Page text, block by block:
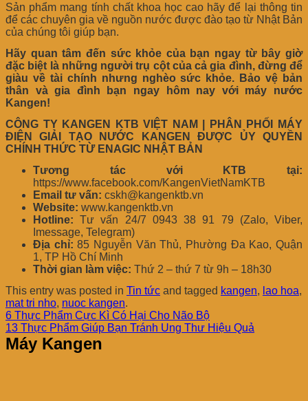
Sản phẩm mang tính chất khoa học cao hãy để lại thông tin
để các chuyên gia về nguồn nước được đào tạo từ Nhật Bản
của chúng tôi giúp bạn.
Hãy quan tâm đến sức khỏe của bạn ngay từ bây giờ
đặc biệt là những người trụ cột của cả gia đình, đừng để
giàu về tài chính nhưng nghèo sức khỏe. Bảo vệ bản
thân và gia đình bạn ngay hôm nay với máy nước
Kangen!
CÔNG TY KANGEN KTB VIỆT NAM | PHÂN PHỐI MÁY
ĐIỆN GIẢI TẠO NƯỚC KANGEN ĐƯỢC ỦY QUYỀN
CHÍNH THỨC TỪ ENAGIC NHẬT BẢN
Tương tác với KTB tại:
https://www.facebook.com/KangenVietNamKTB
Email tư vấn: cskh@kangenktb.vn
Website: www.kangenktb.vn
Hotline: Tư vấn 24/7 0943 38 91 79 (Zalo, Viber,
Imessage, Telegram)
Địa chỉ: 85 Nguyễn Văn Thủ, Phường Đa Kao, Quận
1, TP Hồ Chí Minh
Thời gian làm việc: Thứ 2 – thứ 7 từ 9h – 18h30
This entry was posted in Tin tức and tagged kangen, lao hoa,
mat tri nho, nuoc kangen.
6 Thực Phẩm Cực Kì Có Hại Cho Não Bộ
13 Thực Phẩm Giúp Bạn Tránh Ung Thư Hiệu Quả
Máy Kangen